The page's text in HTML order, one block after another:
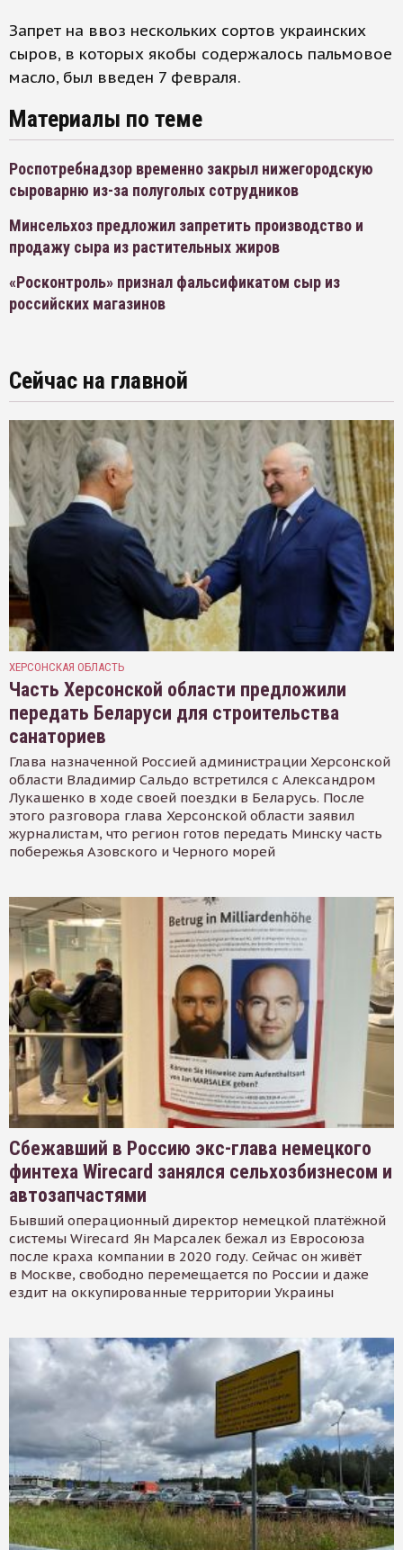
Запрет на ввоз нескольких сортов украинских
сыров, в которых якобы содержалось пальмовое
масло, был введен 7 февраля.
Материалы по теме
Роспотребнадзор временно закрыл нижегородскую
сыроварню из-за полуголых сотрудников
Минсельхоз предложил запретить производство и
продажу сыра из растительных жиров
«Росконтроль» признал фальсификатом сыр из
российских магазинов
Сейчас на главной
ХЕРСОНСКАЯ ОБЛАСТЬ
Часть Херсонской области предложили
передать Беларуси для строительства
санаториев
Глава назначенной Россией администрации Херсонской
области Владимир Сальдо встретился с Александром
Лукашенко в ходе своей поездки в Беларусь. После
этого разговора глава Херсонской области заявил
журналистам, что регион готов передать Минску часть
побережья Азовского и Черного морей
Сбежавший в Россию экс-глава немецкого
финтеха Wirecard занялся сельхозбизнесом и
автозапчастями
Бывший операционный директор немецкой платёжной
системы Wirecard Ян Марсалек бежал из Евросоюза
после краха компании в 2020 году. Сейчас он живёт
в Москве, свободно перемещается по России и даже
ездит на оккупированные территории Украины